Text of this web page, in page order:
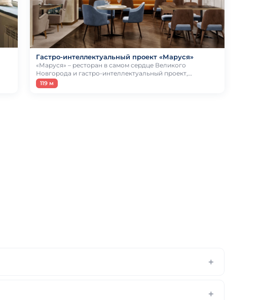
Гастро-интеллектуальный проект «Маруся»
«Маруся» – ресторан в самом сердце Великого
Новгорода и гастро-интеллектуальный проект,…
119 м